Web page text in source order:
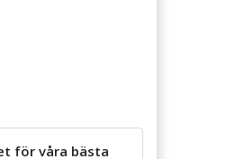
för våra bästa